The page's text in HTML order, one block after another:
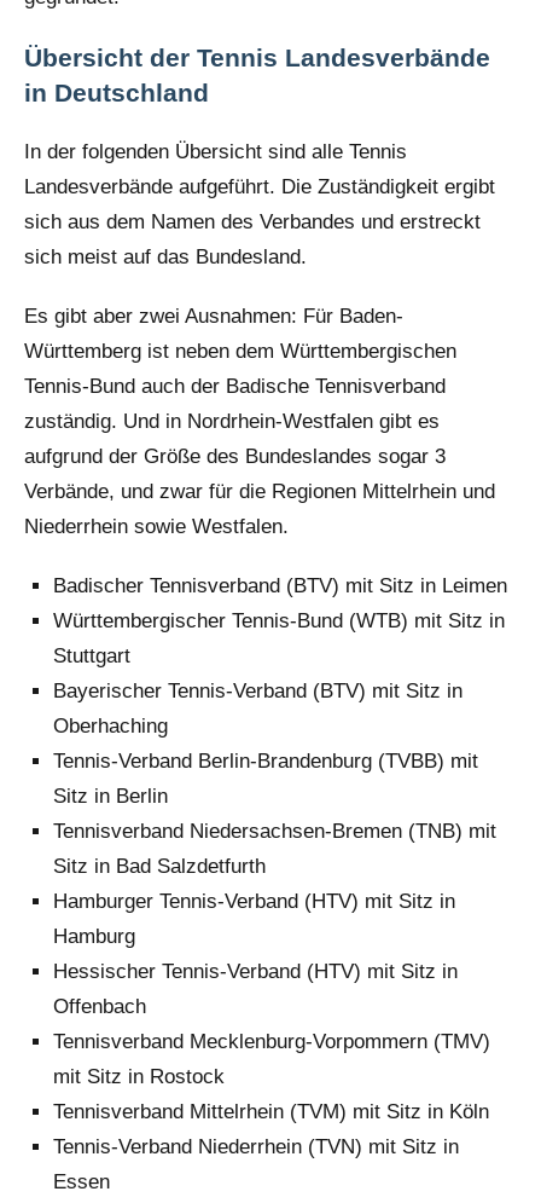
Übersicht der Tennis Landesverbände
in Deutschland
In der folgenden Übersicht sind alle Tennis
Landesverbände aufgeführt. Die Zuständigkeit ergibt
sich aus dem Namen des Verbandes und erstreckt
sich meist auf das Bundesland.
Es gibt aber zwei Ausnahmen: Für Baden-
Württemberg ist neben dem Württembergischen
Tennis-Bund auch der Badische Tennisverband
zuständig. Und in Nordrhein-Westfalen gibt es
aufgrund der Größe des Bundeslandes sogar 3
Verbände, und zwar für die Regionen Mittelrhein und
Niederrhein sowie Westfalen.
Badischer Tennisverband (BTV) mit Sitz in Leimen
Württembergischer Tennis-Bund (WTB) mit Sitz in
Stuttgart
Bayerischer Tennis-Verband (BTV) mit Sitz in
Oberhaching
Tennis-Verband Berlin-Brandenburg (TVBB) mit
Sitz in Berlin
Tennisverband Niedersachsen-Bremen (TNB) mit
Sitz in Bad Salzdetfurth
Hamburger Tennis-Verband (HTV) mit Sitz in
Hamburg
Hessischer Tennis-Verband (HTV) mit Sitz in
Offenbach
Tennisverband Mecklenburg-Vorpommern (TMV)
mit Sitz in Rostock
Tennisverband Mittelrhein (TVM) mit Sitz in Köln
Tennis-Verband Niederrhein (TVN) mit Sitz in
Essen